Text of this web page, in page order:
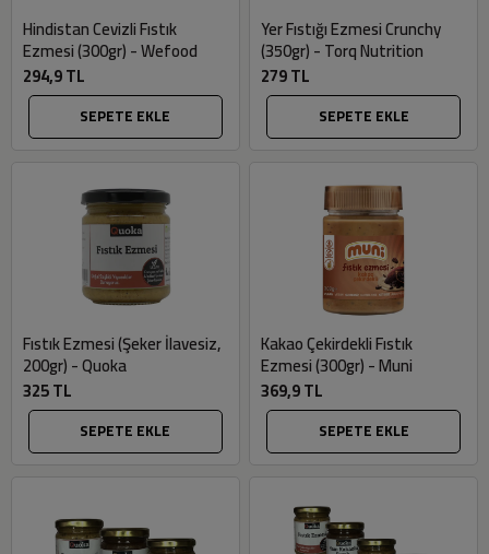
Hindistan Cevizli Fıstık
Ezmesi (300gr) - Wefood
294,9 TL
SEPETE EKLE
Yer Fıstığı Ezmesi Crunchy
(350gr) - Torq Nutrition
279 TL
SEPETE EKLE
Fıstık Ezmesi (Şeker İlavesiz,
200gr) - Quoka
325 TL
SEPETE EKLE
Kakao Çekirdekli Fıstık
Ezmesi (300gr) - Muni
369,9 TL
SEPETE EKLE